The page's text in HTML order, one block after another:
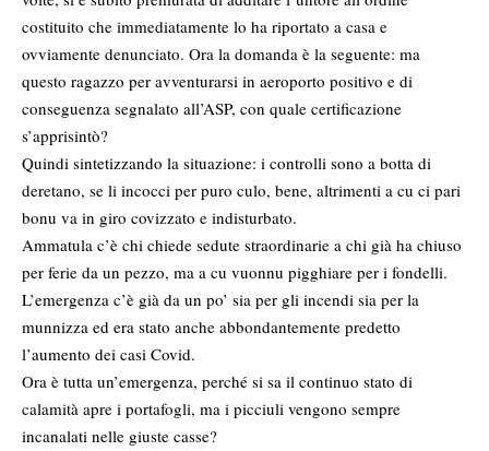
costituito che immediatamente lo ha riportato a casa e
ovviamente denunciato. Ora la domanda è la seguente: ma
questo ragazzo per avventurarsi in aeroporto positivo e di
conseguenza segnalato all’ASP, con quale certificazione
s’apprisintò?
Quindi sintetizzando la situazione: i controlli sono a botta di
deretano, se li incocci per puro culo, bene, altrimenti a cu ci pari
bonu va in giro covizzato e indisturbato.
Ammatula c’è chi chiede sedute straordinarie a chi già ha chiuso
per ferie da un pezzo, ma a cu vuonnu pigghiare per i fondelli.
L’emergenza c’è già da un po’ sia per gli incendi sia per la
munnizza ed era stato anche abbondantemente predetto
l’aumento dei casi Covid.
Ora è tutta un’emergenza, perché si sa il continuo stato di
calamità apre i portafogli, ma i picciuli vengono sempre
incanalati nelle giuste casse?